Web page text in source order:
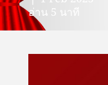
อ่าน 5 นาที